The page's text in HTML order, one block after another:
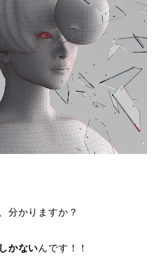
分かりますか？
かないんです！！